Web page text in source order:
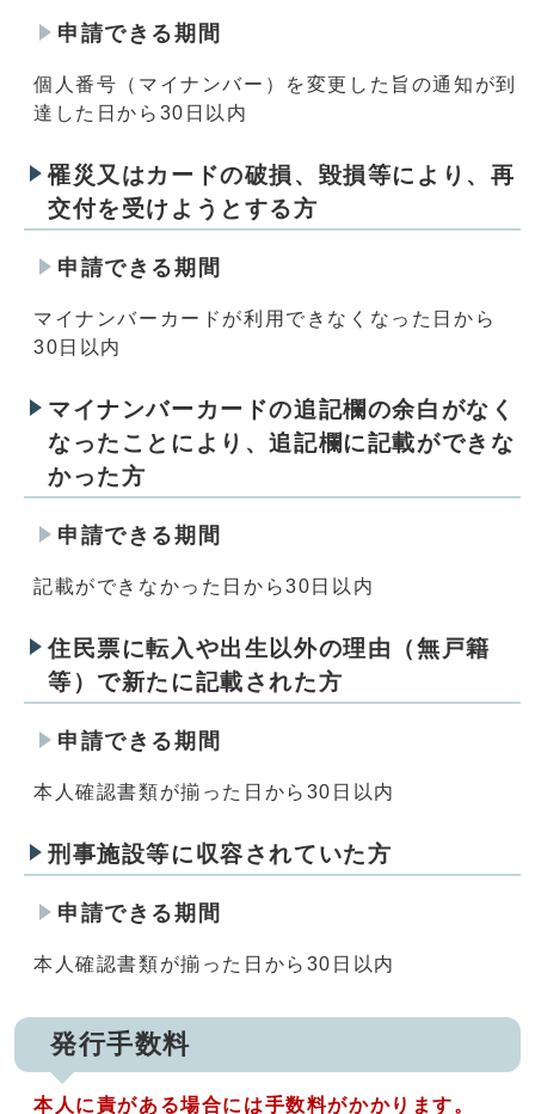
申請できる期間
個人番号（マイナンバー）を変更した旨の通知が到
達した日から30日以内
罹災又はカードの破損、毀損等により、再
交付を受けようとする方
申請できる期間
マイナンバーカードが利用できなくなった日から
30日以内
マイナンバーカードの追記欄の余白がなく
なったことにより、追記欄に記載ができな
かった方
申請できる期間
記載ができなかった日から30日以内
住民票に転入や出生以外の理由（無戸籍
等）で新たに記載された方
申請できる期間
本人確認書類が揃った日から30日以内
刑事施設等に収容されていた方
申請できる期間
本人確認書類が揃った日から30日以内
発行手数料
本人に責がある場合には手数料がかかります。